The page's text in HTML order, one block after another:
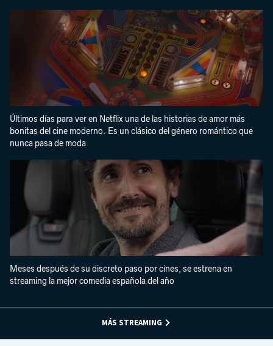
Últimos días para ver en Netflix una de las historias de amor más
bonitas del cine moderno. Es un clásico del género romántico que
nunca pasa de moda
Meses después de su discreto paso por cines, se estrena en
streaming la mejor comedia española del año
MÁS STREAMING